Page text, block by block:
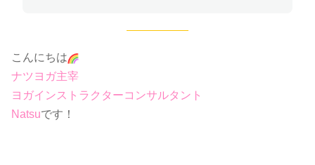
こんにちは
ナツヨガ主宰
ヨガインストラクターコンサルタント
Natsuです！